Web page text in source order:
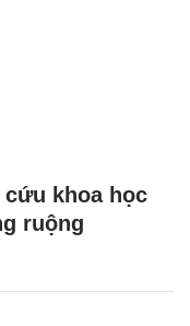
khoa học
ruộng